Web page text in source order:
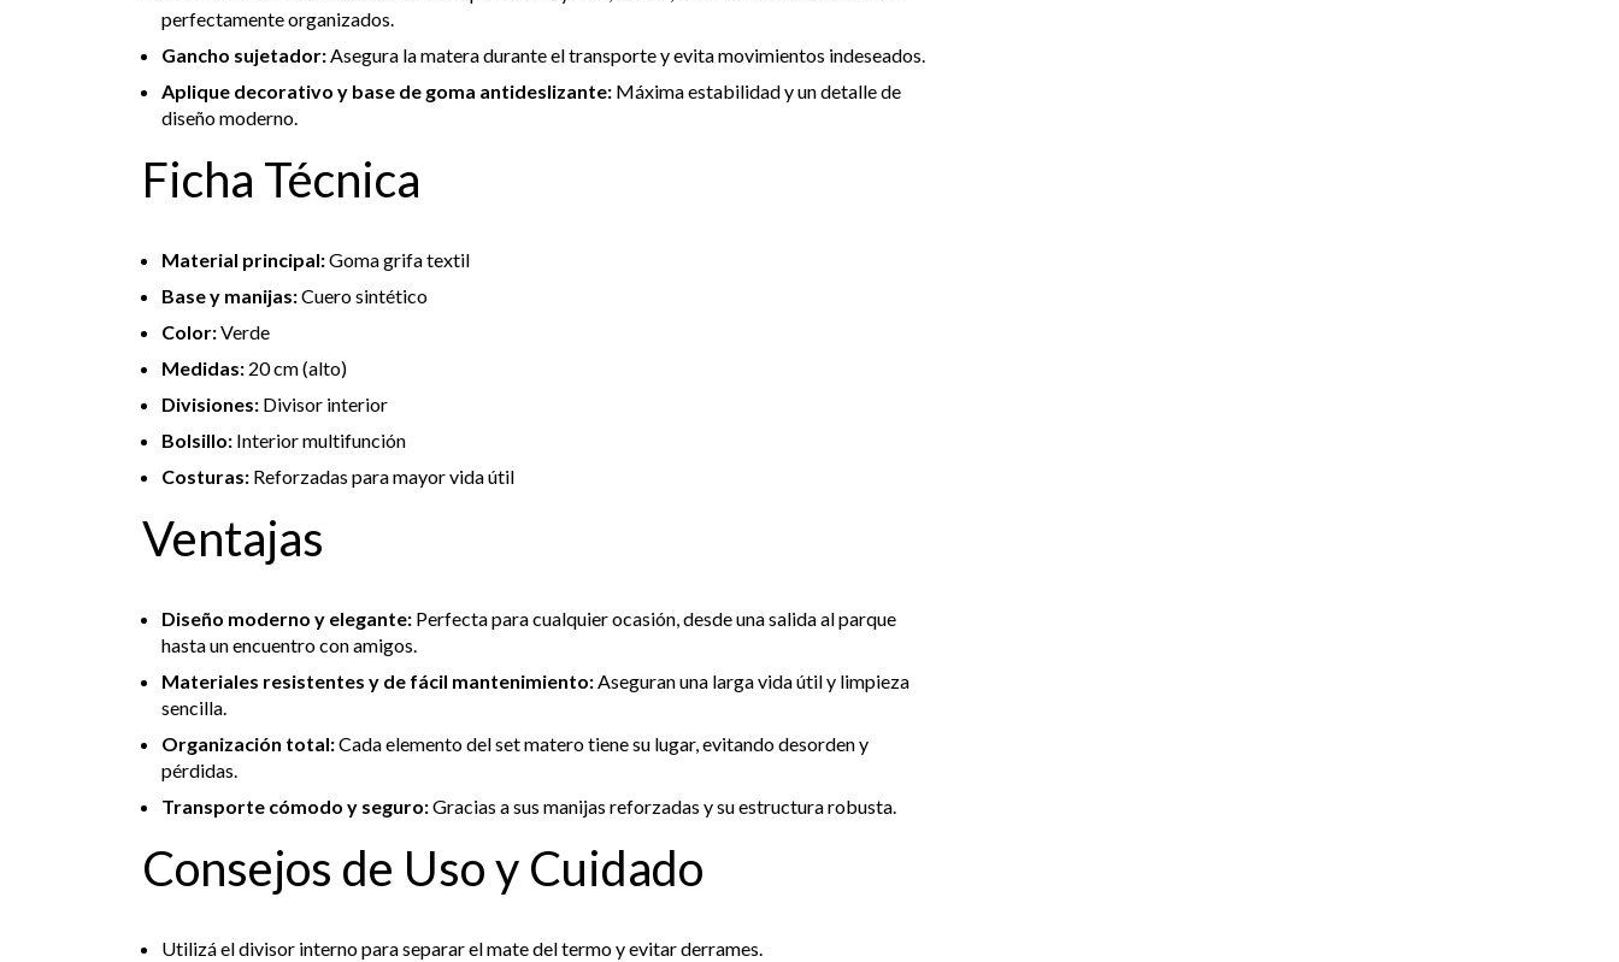
perfectamente organizados.
Gancho sujetador:Asegura la matera durante el transporte y evita movimientos indeseados.
Aplique decorativo y base de goma antideslizante: Máxima estabilidad y un detalle de
diseño moderno.
Ficha Técnica
Material principal:Goma grifa textil
Base y manijas:Cuero sintético
Color:Verde
Medidas: 20 cm (alto)
Divisiones: Divisor interior
Bolsillo: Interior multifunción
Costuras: Reforzadas para mayor vida útil
Ventajas
Diseño moderno y elegante: Perfecta para cualquier ocasión, desde una salida al parque
hasta un encuentro con amigos.
Materiales resistentes y de fácil mantenimiento:Aseguran una larga vida útil y limpieza
sencilla.
Organización total:Cada elemento del set matero tiene su lugar, evitando desorden y
pérdidas.
Transporte cómodo y seguro:Gracias a sus manijas reforzadas y su estructura robusta.
Consejos de Uso y Cuidado
Utilizá el divisor interno para separar el mate del termo y evitar derrames.